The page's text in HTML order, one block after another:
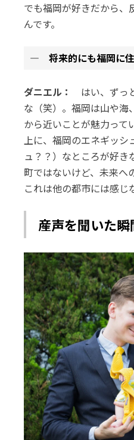
でも福岡が好きだから、
んです。
― 将来的にも福岡に住
ダニエル： はい、ずっ
な（笑）。福岡は山や海
から近いことが魅力って
上に、福岡のエネギッシ
ュ？？）なところが好き
町ではないけど、未来へ
これは他の都市には感じ
産声を聞いた